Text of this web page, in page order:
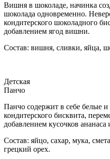
Вишня в шоколаде, начинка
шоколада одновременно.
кондитерского шоколадного
добавлением ягод вишни.
Состав: вишня, сливки, яйца,
Детская
Панчо
Панчо содержит в себе белые
кондитерского бисквита,
добавлением кусочков ананаса
Состав: яйцо, сахар, мука,
грецкий орех.